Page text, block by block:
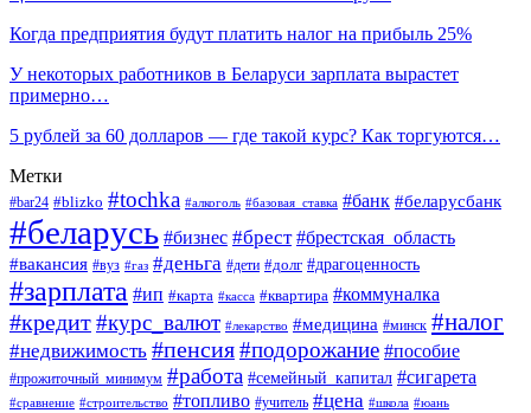
Когда предприятия будут платить налог на прибыль 25%
У некоторых работников в Беларуси зарплата вырастет
примерно…
5 рублей за 60 долларов — где такой курс? Как торгуются…
Метки
#bar24 #blizko #tochka #алкоголь #базовая_ставка #банк #беларусбанк
#беларусь #бизнес #брест #брестская_область
#вакансия #вуз #газ #деньга #дети #долг #драгоценность
#зарплата #ип #карта #касса #квартира #коммуналка
#кредит#курс_валют #лекарство #медицина #минск #налог
#недвижимость #пенсия#подорожание #пособие
#прожиточный_минимум #работа #семейный_капитал #сигарета
#сравнение #строительство #топливо #учитель #цена #школа #юань